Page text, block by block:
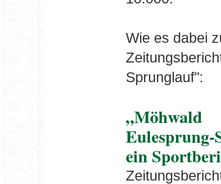
Wie es dabei
Sprunglauf":
„Möhwald
Eulesprung-
ein